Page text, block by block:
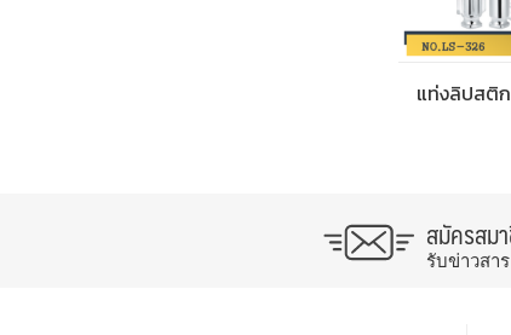
แท่งลิปสติ
สมัครสม
รับข่าวสา